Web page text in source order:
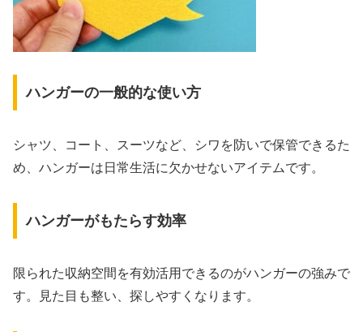
ハンガーの一般的な使い方
シャツ、コート、スーツなど、シワを防いで保管できるた
め、ハンガーは日常生活に欠かせないアイテムです。
ハンガーがもたらす効率
限られた収納空間を有効活用できるのがハンガーの強みで
す。見た目も整い、探しやすくなります。